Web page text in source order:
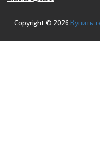
Copyright © 2026 Купить